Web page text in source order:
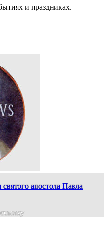
и праздниках.
апостола Павла